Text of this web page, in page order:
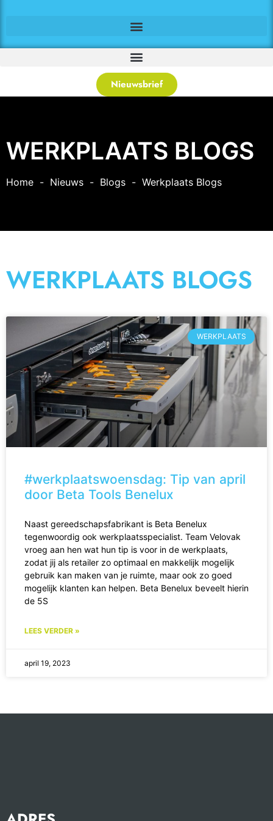
Nieuwsbrief
WERKPLAATS BLOGS
Home Nieuws Blogs Werkplaats Blogs
WERKPLAATS BLOGS
WERKPLAATS
#werkplaatswoensdag: Tip van april
door Beta Tools Benelux
Naast gereedschapsfabrikant is Beta Benelux
tegenwoordig ook werkplaatsspecialist. Team Velovak
vroeg aan hen wat hun tip is voor in de werkplaats,
zodat jij als retailer zo optimaal en makkelijk mogelijk
gebruik kan maken van je ruimte, maar ook zo goed
mogelijk klanten kan helpen. Beta Benelux beveelt hierin
de 5S
LEES VERDER »
april 19, 2023